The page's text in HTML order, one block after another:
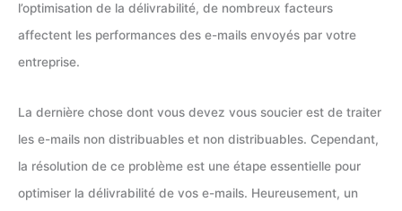
l’optimisation de la délivrabilité, de nombreux facteurs
affectent les performances des e-mails envoyés par votre
entreprise.
La dernière chose dont vous devez vous soucier est de traiter
les e-mails non distribuables et non distribuables. Cependant,
la résolution de ce problème est une étape essentielle pour
optimiser la délivrabilité de vos e-mails. Heureusement, un